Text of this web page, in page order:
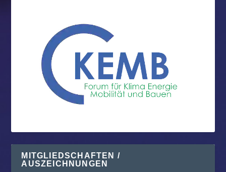
MITGLIEDSCHAFTEN /
AUSZEICHNUNGEN